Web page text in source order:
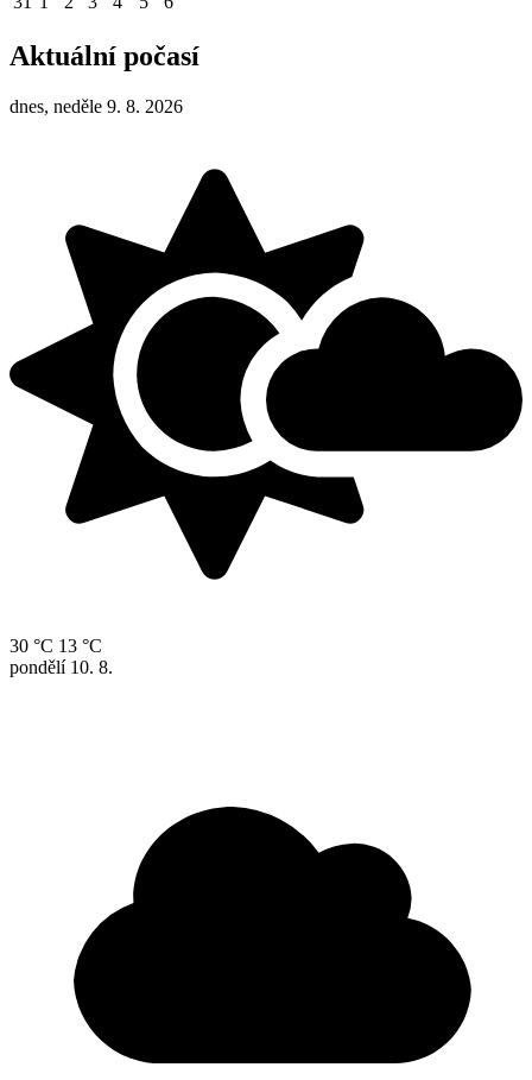
Aktuální počasí
dnes, neděle 9. 8. 2026
30 °C 13 °C
pondělí 10. 8.